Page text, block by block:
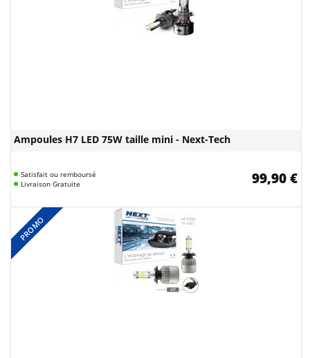
Ampoules H7 LED 75W taille mini - Next-Tech
Satisfait ou remboursé
Livraison Gratuite
99,90 €
PROMO